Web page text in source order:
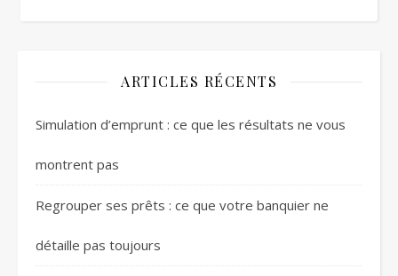
ARTICLES RÉCENTS
Simulation d’emprunt : ce que les résultats ne vous
montrent pas
Regrouper ses prêts : ce que votre banquier ne
détaille pas toujours